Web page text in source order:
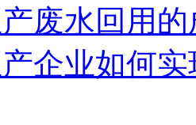
废水回用
企业如何